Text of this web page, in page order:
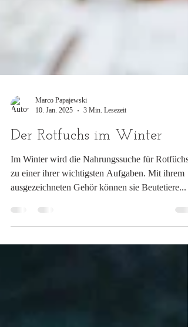
Marco Papajewski
10. Jan. 2025
3 Min. Lesezeit
Der Rotfuchs im Winter
Im Winter wird die Nahrungssuche für Rotfüchse
ausgezeichneten Gehör können sie Beutetiere...